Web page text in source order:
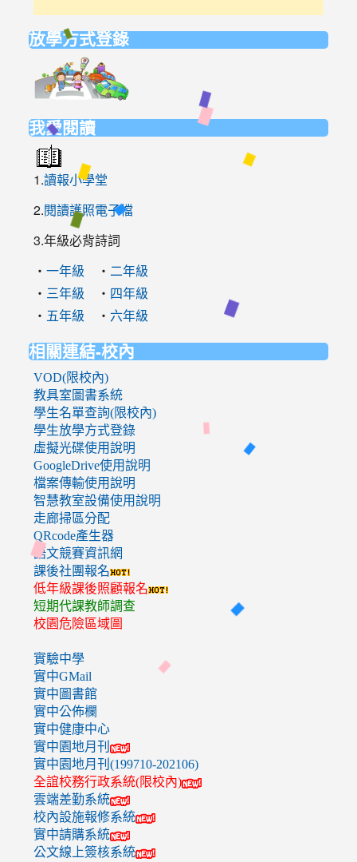
放學方式登錄
https://elem.nehs.hc.edu.tw/traffic/
我愛閱讀
1.讀報小學堂
2.閱讀護照電子檔
3.年級必背詩詞
‧ 一年級 ‧ 二年級
‧ 三年級 ‧ 四年級
‧ 五年級 ‧ 六年級
相關連結-校內
VOD(限校內)
教具室圖書系統
學生名單查詢(限校內)
學生放學方式登錄
虛擬光碟使用說明
GoogleDrive使用說明
檔案傳輸使用說明
智慧教室設備使用說明
走廊掃區分配
QRcode產生器
語文競賽資訊網
課後社團報名
低年級課後照顧報名
短期代課教師調查
校園危險區域圖
實驗中學
實中GMail
實中圖書館
實中公佈欄
實中健康中心
實中園地月刊
實中園地月刊(199710-202106)
全誼校務行政系統(限校內)
雲端差勤系統
校內設施報修系統
實中請購系統
公文線上簽核系統